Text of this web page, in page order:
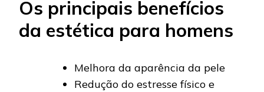
Os principais benefícios
da estética para homens
Melhora da aparência da pele
Redução do estresse físico e